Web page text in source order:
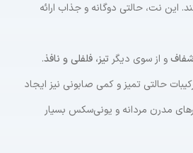
نت، حالتی دوگانه و جذاب ارائه
و از سوی دیگر تیز، فلفلی و نافذ.
حالتی تمیز و کمی صابونی نیز ایجاد
مدرن مردانه و یونی‌سکس بسیار